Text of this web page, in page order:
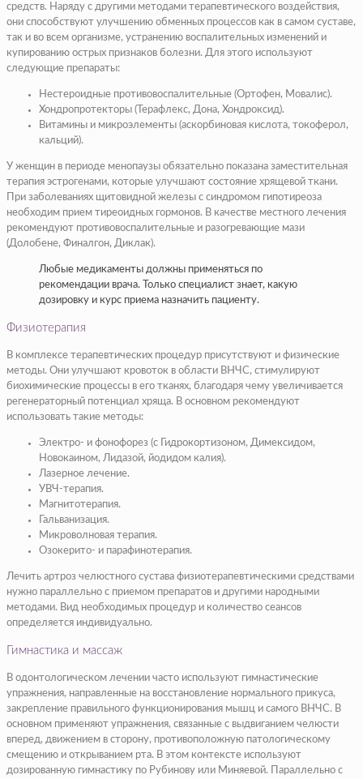
средств. Наряду с другими методами терапевтического воздействия,
они способствуют улучшению обменных процессов как в самом суставе,
так и во всем организме, устранению воспалительных изменений и
купированию острых признаков болезни. Для этого используют
следующие препараты:
Нестероидные противовоспалительные (Ортофен, Мовалис).
Хондропротекторы (Терафлекс, Дона, Хондроксид).
Витамины и микроэлементы (аскорбиновая кислота, токоферол,
кальций).
У женщин в периоде менопаузы обязательно показана заместительная
терапия эстрогенами, которые улучшают состояние хрящевой ткани.
При заболеваниях щитовидной железы с синдромом гипотиреоза
необходим прием тиреоидных гормонов. В качестве местного лечения
рекомендуют противовоспалительные и разогревающие мази
(Долобене, Финалгон, Диклак).
Любые медикаменты должны применяться по
рекомендации врача. Только специалист знает, какую
дозировку и курс приема назначить пациенту.
Физиотерапия
В комплексе терапевтических процедур присутствуют и физические
методы. Они улучшают кровоток в области ВНЧС, стимулируют
биохимические процессы в его тканях, благодаря чему увеличивается
регенераторный потенциал хряща. В основном рекомендуют
использовать такие методы:
Электро- и фонофорез (с Гидрокортизоном, Димексидом,
Новокаином, Лидазой, йодидом калия).
Лазерное лечение.
УВЧ-терапия.
Магнитотерапия.
Гальванизация.
Микроволновая терапия.
Озокерито- и парафинотерапия.
Лечить артроз челюстного сустава физиотерапевтическими средствами
нужно параллельно с приемом препаратов и другими народными
методами. Вид необходимых процедур и количество сеансов
определяется индивидуально.
Гимнастика и массаж
В одонтологическом лечении часто используют гимнастические
упражнения, направленные на восстановление нормального прикуса,
закрепление правильного функционирования мышц и самого ВНЧС. В
основном применяют упражнения, связанные с выдвиганием челюсти
вперед, движением в сторону, противоположную патологическому
смещению и открыванием рта. В этом контексте используют
дозированную гимнастику по Рубинову или Миняевой. Параллельно с